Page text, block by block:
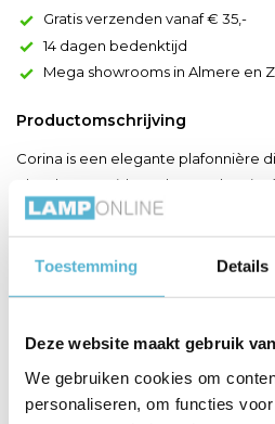
Toestemming Details
Deze website maakt gebruik
We gebruiken cookies om
personaliseren, om functies
Gratis verzenden vanaf € 35,-
14 dagen bedenktijd
Mega showrooms in Almere en
Productomschrijving
Corina is een elegante plafonnière
gloed verspreidt. De lampenkap is
stof, wat Corina een tikkeltje
gezellig salon of in de slaapkamer
diameter van 40 centimeter een
Productspecificaties